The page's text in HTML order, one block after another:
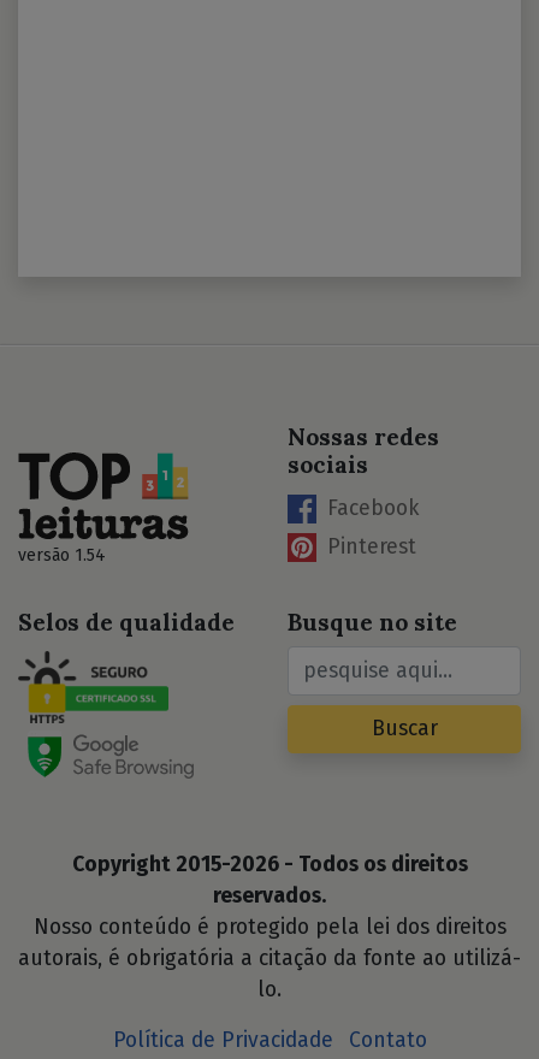
versão 1.54
Nossas redes
sociais
Facebook
Pinterest
Selos de qualidade Busque no site
Buscar
Copyright 2015-2026 - Todos os direitos
reservados.
Nosso conteúdo é protegido pela lei dos direitos
autorais, é obrigatória a citação da fonte ao utilizá-
lo.
Política de Privacidade
Contato